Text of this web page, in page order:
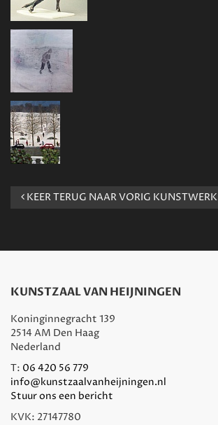
KEER TERUG NAAR VORIG KUNSTWERK
KUNSTZAAL VAN HEIJNINGEN
Koninginnegracht 139
2514 AM Den Haag
Nederland
T: 06 420 56 779
info@kunstzaalvanheijningen.nl
Stuur ons een bericht
KVK: 27147780